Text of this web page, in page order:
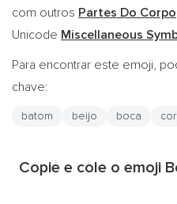
com outros Partes Do Corpo
Unicode Miscellaneous
Para encontrar este emoji,
chave:
batom beijo boca
Copie e cole o emoji